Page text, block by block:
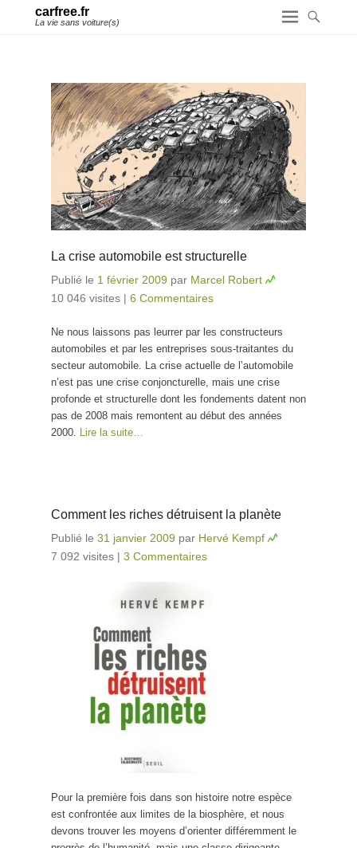
carfree.fr
La vie sans voiture(s)
La crise automobile est structurelle
Publié le 1 février 2009 par Marcel Robert
10 046 visites | 6 Commentaires
Ne nous laissons pas leurrer par les constructeurs
automobiles et par les entreprises sous-traitantes du
secteur automobile. La crise actuelle de l’automobile
n’est pas une crise conjoncturelle, mais une crise
profonde et structurelle dont les fondements datent non
pas de 2008 mais remontent au début des années
2000. Lire la suite…
Comment les riches détruisent la planète
Publié le 31 janvier 2009 par Hervé Kempf
7 092 visites | 3 Commentaires
Pour la première fois dans son histoire notre espèce
est confrontée aux limites de la biosphère, et nous
devons trouver les moyens d’orienter différemment le